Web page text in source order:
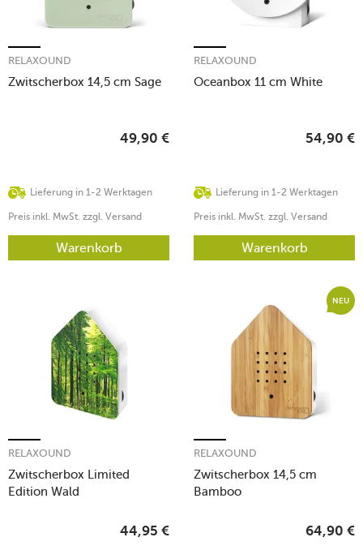
Zwitscherbox 14,5 cm Sage
RELAXOUND
Lieferung in 1-2 Werktagen
49,90 €
Preis inkl. MwSt. zzgl. Versand
Warenkorb
Oceanbox 11 cm White
RELAXOUND
Lieferung in 1-2 Werktagen
54,90 €
Preis inkl. MwSt. zzgl. Versand
Warenkorb
Zwitscherbox Limited
Edition Wald
RELAXOUND
44,95 €
NEU
Zwitscherbox 14,5 cm
Bamboo
RELAXOUND
64,90 €